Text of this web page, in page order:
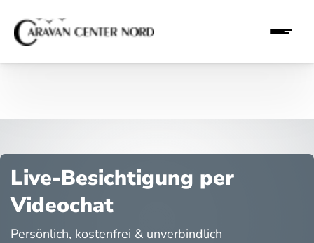
Live-Besichtigung per
Videochat
Persönlich, kostenfrei & unverbindlich